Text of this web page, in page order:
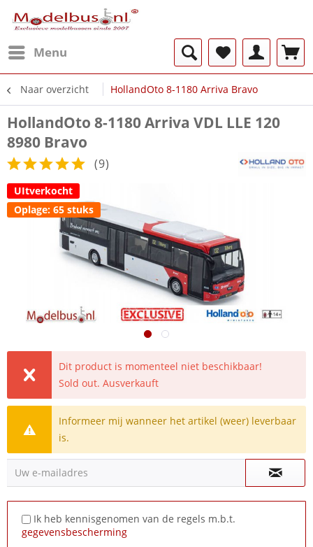
Menu
Naar overzicht HollandOto 8-1180 Arriva Bravo
HollandOto 8-1180 Arriva VDL LLE 120
8980 Bravo
(9)
UItverkocht
Oplage: 65 stuks
Dit product is momenteel niet beschikbaar!
Sold out. Ausverkauft
Informeer mij wanneer het artikel (weer) leverbaar
is.
Uw e-mailadres
Ik heb kennisgenomen van de regels m.b.t.
gegevensbescherming